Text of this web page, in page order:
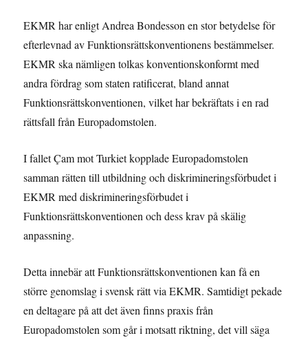
EKMR har enligt Andrea Bondesson en stor betydelse för
efterlevnad av Funktionsrättskonventionens bestämmelser.
EKMR ska nämligen tolkas konventionskonformt med
andra fördrag som staten ratificerat, bland annat
Funktionsrättskonventionen, vilket har bekräftats i en rad
rättsfall från Europadomstolen.
I fallet Çam mot Turkiet kopplade Europadomstolen
samman rätten till utbildning och diskrimineringsförbudet i
EKMR med diskrimineringsförbudet i
Funktionsrättskonventionen och dess krav på skälig
anpassning.
Detta innebär att Funktionsrättskonventionen kan få en
större genomslag i svensk rätt via EKMR. Samtidigt pekade
en deltagare på att det även finns praxis från
Europadomstolen som går i motsatt riktning, det vill säga